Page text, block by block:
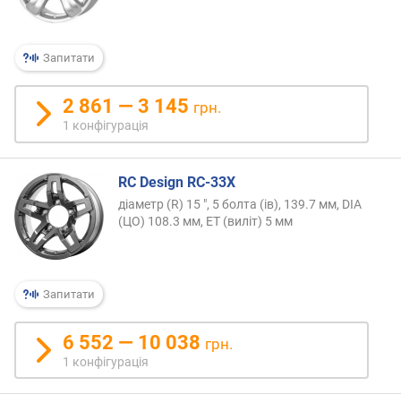
і
ю
п
р
о
п
о
з
и
ц
і
й
в
и
л
і
Запитати
2 861 — 3 145 грн.
1 конфігурація
Запитати
RC Design RC-33X
діаметр (R) 15 ", 5 болта (ів), 139.7 мм, DIA
(ЦО) 108.3 мм, ET (виліт) 5 мм
6 552 — 10 038 грн.
1 конфігурація